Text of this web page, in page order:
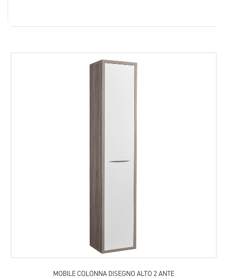
MOBILE COLONNA DISEGNO ALTO 2 ANTE